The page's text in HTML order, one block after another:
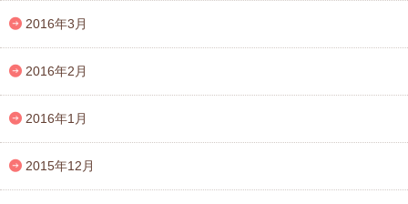
2016年3月
2016年2月
2016年1月
2015年12月